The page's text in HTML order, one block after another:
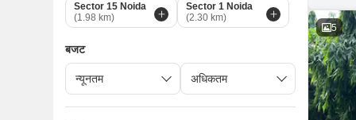
5
Sector 15 Noida
(1.98 km)
Sector 1 Noida
(2.30 km)
बजट